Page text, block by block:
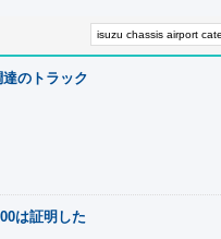
のトラック
は証明した